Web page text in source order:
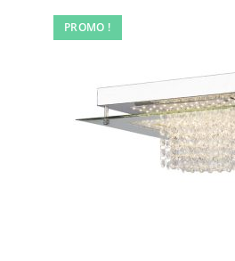
PROMO !